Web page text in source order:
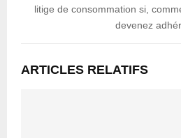
litige de consommation si,
devenez
ARTICLES RELATIFS